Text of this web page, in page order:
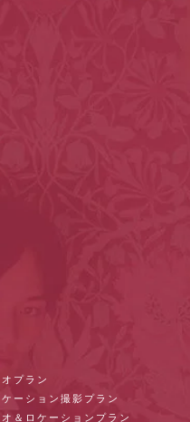
プラン
ーション撮影プラン
＆ロケーションプラン